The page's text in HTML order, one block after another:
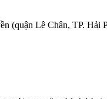
Lê Chân, TP. Hải